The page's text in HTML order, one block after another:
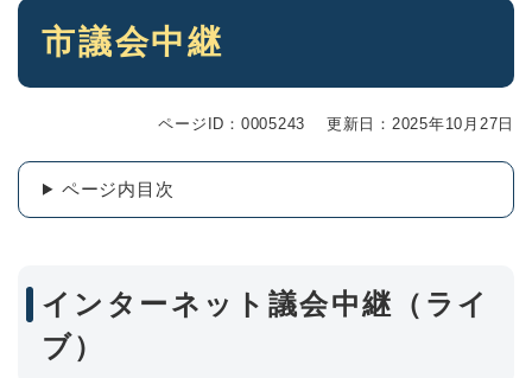
本
市議会中継
ページID：0005243 更新日：2025年10月27日
ページ内目次
インターネット議会中継（ライ
ブ）